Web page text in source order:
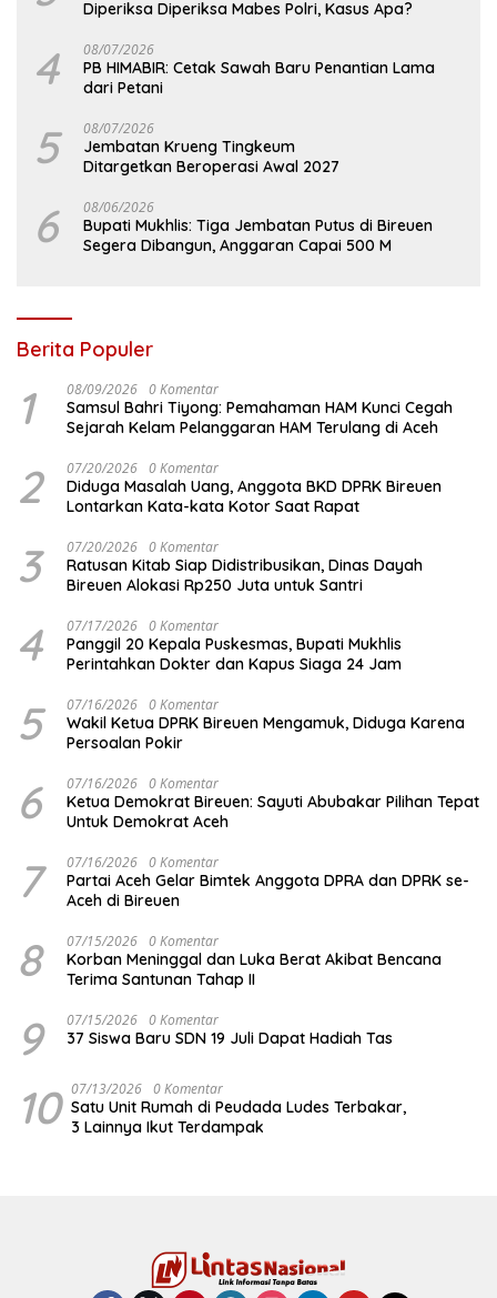
Diperiksa Diperiksa Mabes Polri, Kasus Apa?
4 08/07/2026
PB HIMABIR: Cetak Sawah Baru Penantian Lama
dari Petani
5 08/07/2026
Jembatan Krueng Tingkeum
Ditargetkan Beroperasi Awal 2027
6 08/06/2026
Bupati Mukhlis: Tiga Jembatan Putus di Bireuen
Segera Dibangun, Anggaran Capai 500 M
Berita Populer
1 08/09/2026 0 Komentar
Samsul Bahri Tiyong: Pemahaman HAM Kunci Cegah
Sejarah Kelam Pelanggaran HAM Terulang di Aceh
2 07/20/2026 0 Komentar
Diduga Masalah Uang, Anggota BKD DPRK Bireuen
Lontarkan Kata-kata Kotor Saat Rapat
3 07/20/2026 0 Komentar
Ratusan Kitab Siap Didistribusikan, Dinas Dayah
Bireuen Alokasi Rp250 Juta untuk Santri
4 07/17/2026 0 Komentar
Panggil 20 Kepala Puskesmas, Bupati Mukhlis
Perintahkan Dokter dan Kapus Siaga 24 Jam
5 07/16/2026 0 Komentar
Wakil Ketua DPRK Bireuen Mengamuk, Diduga Karena
Persoalan Pokir
6 07/16/2026 0 Komentar
Ketua Demokrat Bireuen: Sayuti Abubakar Pilihan Tepat
Untuk Demokrat Aceh
7 07/16/2026 0 Komentar
Partai Aceh Gelar Bimtek Anggota DPRA dan DPRK se-
Aceh di Bireuen
8 07/15/2026 0 Komentar
Korban Meninggal dan Luka Berat Akibat Bencana
Terima Santunan Tahap II
9 07/15/2026 0 Komentar
37 Siswa Baru SDN 19 Juli Dapat Hadiah Tas
10 07/13/2026 0 Komentar
Satu Unit Rumah di Peudada Ludes Terbakar,
3 Lainnya Ikut Terdampak